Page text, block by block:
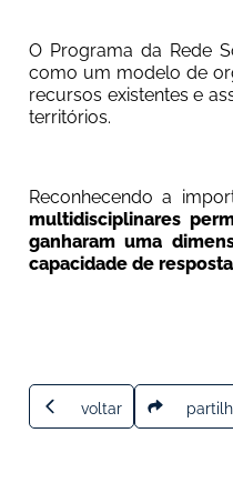
O Programa da Rede
como um modelo de
recursos existentes e
territórios.
Reconhecendo a
multidisciplinares
ganharam uma
capacidade de
voltar